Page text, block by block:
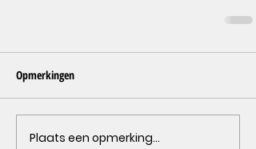
Opmerkingen
Plaats een opmerking...